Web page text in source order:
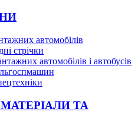
автомобілів
стрічки
автомобілів і автобусів
ТА